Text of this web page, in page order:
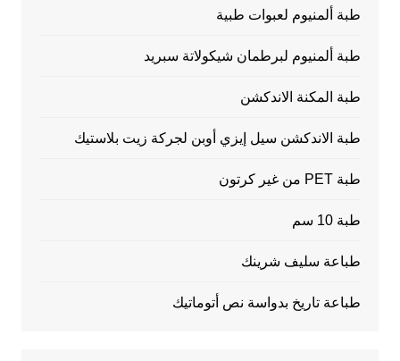
طبة ألمنيوم لعبوات طبية
طبة ألمنيوم لبرطمان شيكولاتة سبريد
طبة المكنة الاندكشن
طبة الاندكشن سيل إيزي أوبن لجركة زيت بلاستيك
طبة PET من غير كرتون
طبة 10 سم
طباعة سليف شرينك
طباعة تاريخ بدواسة نص أتوماتيك